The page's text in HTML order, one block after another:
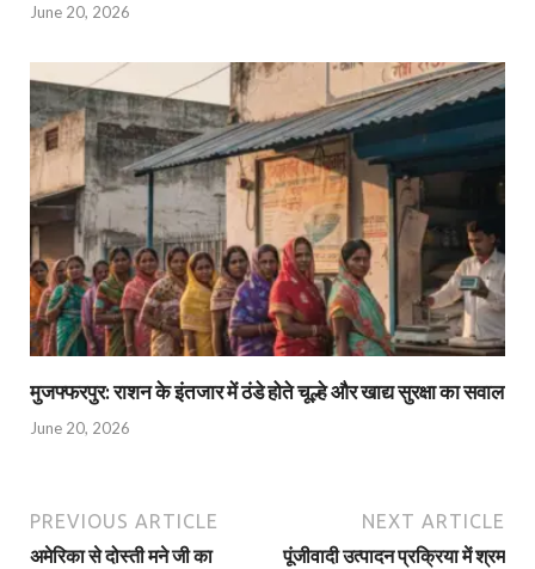
June 20, 2026
मुजफ्फरपुर: राशन के इंतजार में ठंडे होते चूल्हे और खाद्य सुरक्षा का सवाल
June 20, 2026
PREVIOUS ARTICLE
अमेरिका से दोस्ती मने जी का
NEXT ARTICLE
पूंजीवादी उत्पादन प्रक्रिया में श्रम